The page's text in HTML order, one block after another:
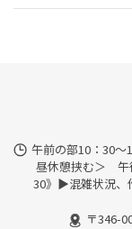
午前の部10：30
昼休憩挟む＞ 午
30》▶︎混雑状況、
〒346-